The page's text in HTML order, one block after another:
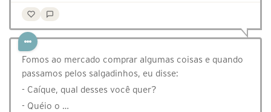
Fomos ao mercado comprar algumas coisas e quando
passamos pelos salgadinhos, eu disse:
- Caíque, qual desses você quer?
- Quéio o …